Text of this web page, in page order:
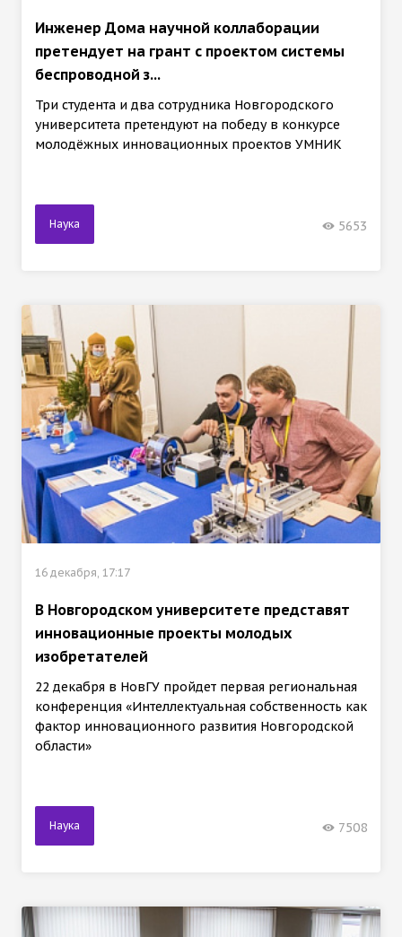
Инженер Дома научной коллаборации
претендует на грант с проектом системы
беспроводной з...
Три студента и два сотрудника Новгородского
университета претендуют на победу в конкурсе
молодёжных инновационных проектов УМНИК
Наука 5653
16 декабря, 17:17
В Новгородском университете представят
инновационные проекты молодых
изобретателей
22 декабря в НовГУ пройдет первая региональная
конференция «Интеллектуальная собственность как
фактор инновационного развития Новгородской
области»
Наука 7508